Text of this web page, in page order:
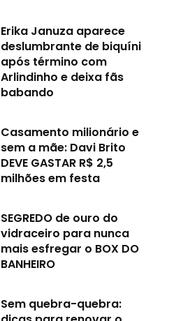
Erika Januza aparece
deslumbrante de biquíni
após término com
Arlindinho e deixa fãs
babando
Casamento milionário e
sem a mãe: Davi Brito
DEVE GASTAR R$ 2,5
milhões em festa
SEGREDO de ouro do
vidraceiro para nunca
mais esfregar o BOX DO
BANHEIRO
Sem quebra-quebra: